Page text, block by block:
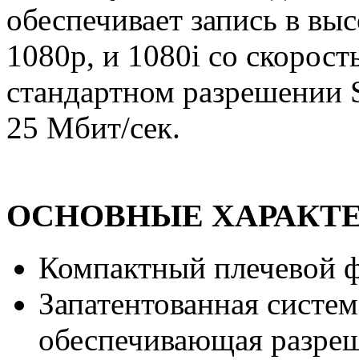
обеспечивает запись в
1080p, и 1080i со
стандартном разрешении
25 Мбит/сек.
ОСНОВНЫЕ
Компактный плечевой
Запатентованная
обеспечивающая